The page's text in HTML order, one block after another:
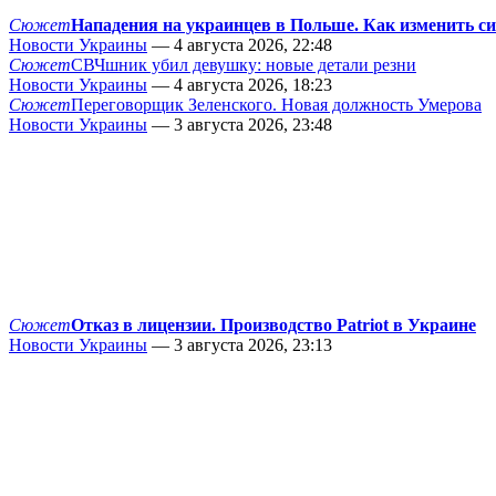
СюжетНападения на украинцев в Польше. Как изменить
Новости Украины — 4 августа 2026, 22:48
СюжетСВЧшник убил девушку: новые детали резни
Новости Украины — 4 августа 2026, 18:23
СюжетПереговорщик Зеленского. Новая должность Умерова
Новости Украины — 3 августа 2026, 23:48
СюжетОтказ в лицензии. Производство Patriot в Украине
Новости Украины — 3 августа 2026, 23:13